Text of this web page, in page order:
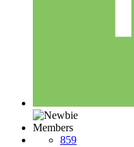
Members
859